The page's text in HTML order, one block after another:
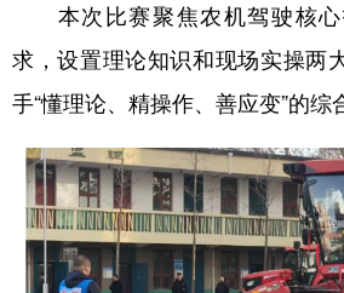
本次比赛聚焦农机驾驶核心
求，设置理论知识和现场实操两
手“懂理论、精操作、善应变”的综